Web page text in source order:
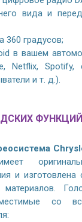
вида и
360 градусов;
в вашем
Netflix, Spotify,
и т. д.).
и изготовлена
материалов.
со